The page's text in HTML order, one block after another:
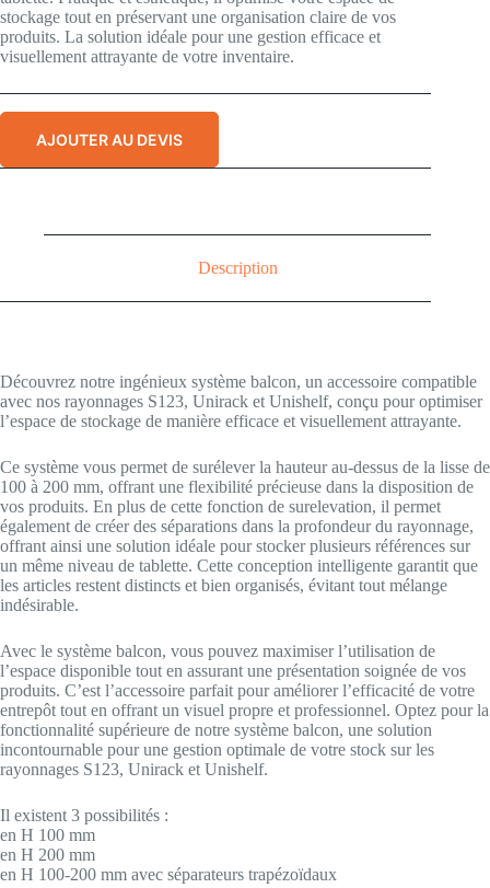
stockage tout en préservant une organisation claire de vos
produits. La solution idéale pour une gestion efficace et
visuellement attrayante de votre inventaire.
AJOUTER AU DEVIS
Description
Découvrez notre ingénieux système balcon, un accessoire compatible
avec nos rayonnages S123, Unirack et Unishelf, conçu pour optimiser
l’espace de stockage de manière efficace et visuellement attrayante.
Ce système vous permet de surélever la hauteur au-dessus de la lisse de
100 à 200 mm, offrant une flexibilité précieuse dans la disposition de
vos produits. En plus de cette fonction de surelevation, il permet
également de créer des séparations dans la profondeur du rayonnage,
offrant ainsi une solution idéale pour stocker plusieurs références sur
un même niveau de tablette. Cette conception intelligente garantit que
les articles restent distincts et bien organisés, évitant tout mélange
indésirable.
Avec le système balcon, vous pouvez maximiser l’utilisation de
l’espace disponible tout en assurant une présentation soignée de vos
produits. C’est l’accessoire parfait pour améliorer l’efficacité de votre
entrepôt tout en offrant un visuel propre et professionnel. Optez pour la
fonctionnalité supérieure de notre système balcon, une solution
incontournable pour une gestion optimale de votre stock sur les
rayonnages S123, Unirack et Unishelf.
Il existent 3 possibilités :
en H 100 mm
en H 200 mm
en H 100-200 mm avec séparateurs trapézoïdaux